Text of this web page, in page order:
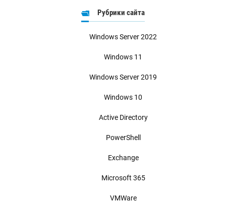
Рубрики сайта
Windows Server 2022
Windows 11
Windows Server 2019
Windows 10
Active Directory
PowerShell
Exchange
Microsoft 365
VMWare